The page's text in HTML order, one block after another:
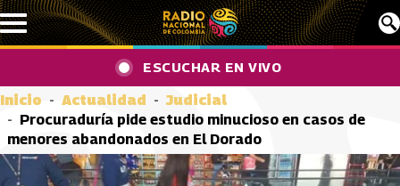
Pasar al contenido principal
ESCUCHAR EN VIVO
Inicio Actualidad
Judicial
Procuraduría pide estudio minucioso en casos de
menores abandonados en El Dorado